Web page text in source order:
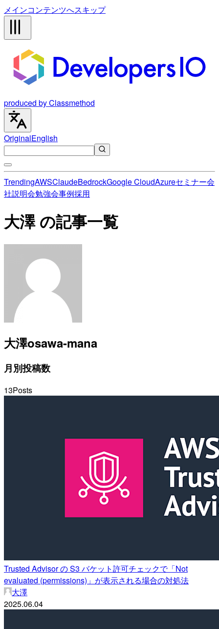
メインコンテンツへスキップ
produced by Classmethod
OriginalEnglish
TrendingAWSClaudeBedrockGoogle CloudAzureセミナー会
社説明会勉強会事例採用
大澤 の記事一覧
大澤osawa-mana
月別投稿数
13Posts
Trusted Advisor の S3 バケット許可チェックで「Not
evaluated (permissions)」が表示される場合の対処法
大澤
2025.06.04